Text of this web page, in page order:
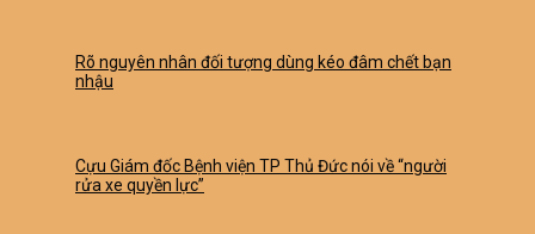
Rõ nguyên nhân đối tượng dùng kéo đâm chết bạn
nhậu
Cựu Giám đốc Bệnh viện TP Thủ Đức nói về “người
rửa xe quyền lực”